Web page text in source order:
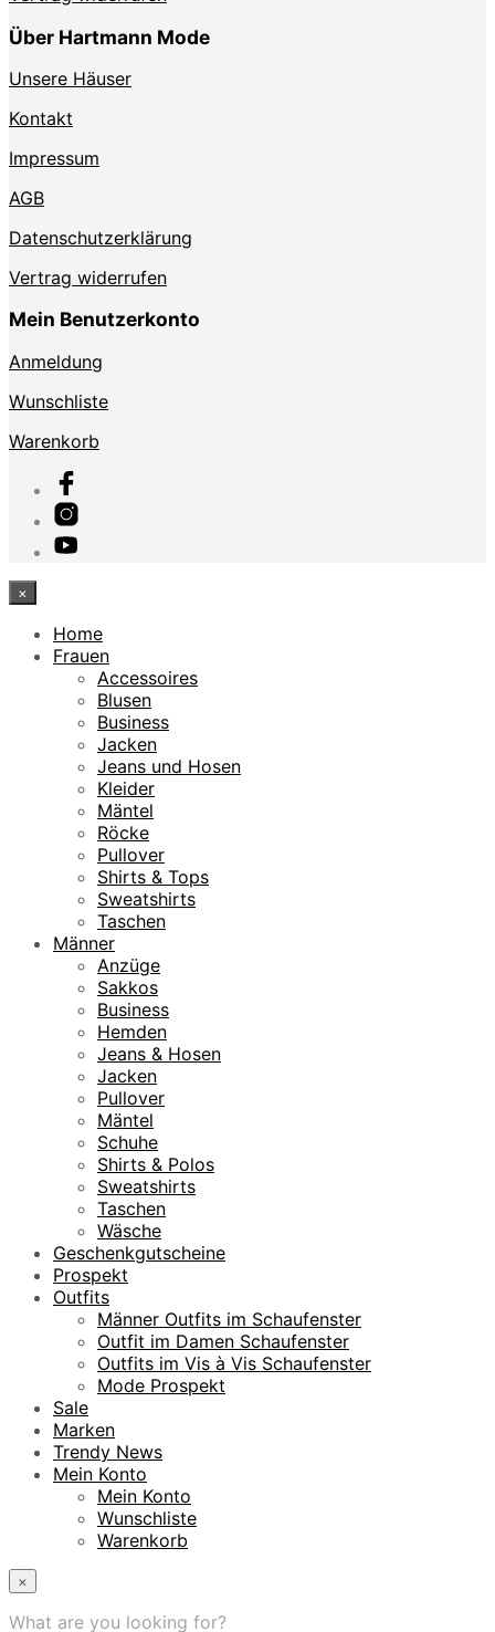
Über Hartmann Mode
Unsere Häuser
Kontakt
Impressum
AGB
Datenschutzerklärung
Vertrag widerrufen
Mein Benutzerkonto
Anmeldung
Wunschliste
Warenkorb
×
Home
Frauen
Accessoires
Blusen
Business
Jacken
Jeans und Hosen
Kleider
Mäntel
Röcke
Pullover
Shirts & Tops
Sweatshirts
Taschen
Männer
Anzüge
Sakkos
Business
Hemden
Jeans & Hosen
Jacken
Pullover
Mäntel
Schuhe
Shirts & Polos
Sweatshirts
Taschen
Wäsche
Geschenkgutscheine
Prospekt
Outfits
Männer Outfits im Schaufenster
Outfit im Damen Schaufenster
Outfits im Vis à Vis Schaufenster
Mode Prospekt
Sale
Marken
Trendy News
Mein Konto
Mein Konto
Wunschliste
Warenkorb
×
What are you looking for?